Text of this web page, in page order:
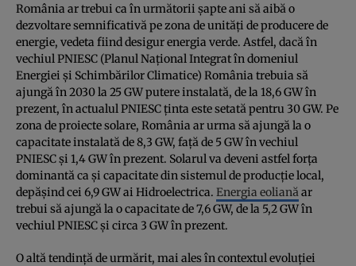
România ar trebui ca în următorii şapte ani să aibă o
dezvoltare semnificativă pe zona de unităţi de producere de
energie, vedeta fiind desigur energia verde. Astfel, dacă în
vechiul PNIESC (Planul Naţional Integrat în domeniul
Energiei şi Schimbărilor Climatice) România trebuia să
ajungă în 2030 la 25 GW putere instalată, de la 18,6 GW în
prezent, în actualul PNIESC ţinta este setată pentru 30 GW. Pe
zona de proiecte solare, România ar urma să ajungă la o
capacitate instalată de 8,3 GW, faţă de 5 GW în vechiul
PNIESC şi 1,4 GW în prezent. Solarul va deveni astfel forţa
dominantă ca şi capacitate din sistemul de producţie local,
depăşind cei 6,9 GW ai Hidroelectrica. Energia eolianăar
trebui să ajungă la o capacitate de 7,6 GW, de la 5,2 GW în
vechiul PNIESC şi circa 3 GW în prezent.
O altă tendinţă de urmărit, mai ales în contextul evoluţiei